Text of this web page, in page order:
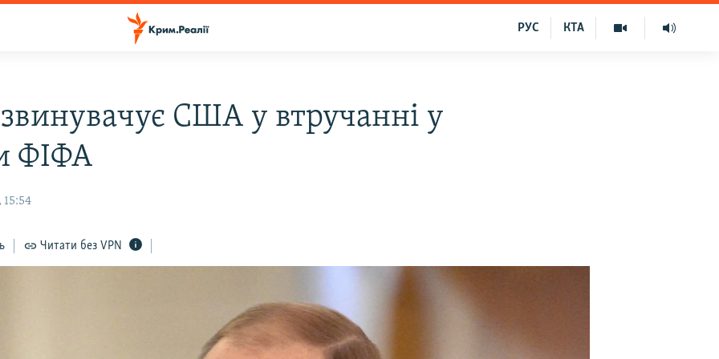
КТА
РУС
США у втручанні у
ФІФА
15:54
Читати без VPN